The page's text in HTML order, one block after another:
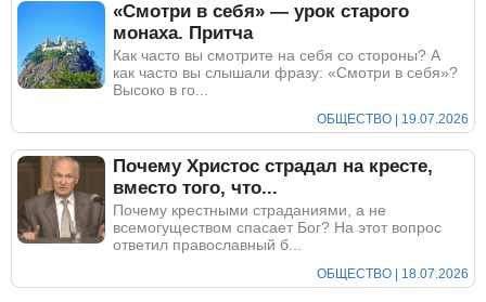
«Смотри в себя» — урок старого
монаха. Притча
Как часто вы смотрите на себя со стороны? А
как часто вы слышали фразу: «Смотри в себя»?
Высоко в го...
ОБЩЕСТВО | 19.07.2026
Почему Христос страдал на кресте,
вместо того, что...
Почему крестными страданиями, а не
всемогуществом спасает Бог? На этот вопрос
ответил православный б...
ОБЩЕСТВО | 18.07.2026